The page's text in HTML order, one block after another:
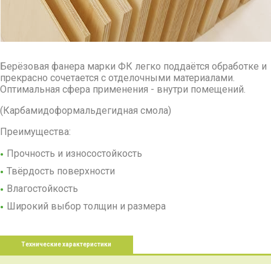
Берёзовая фанера марки ФК легко поддаётся обработке и
прекрасно сочетается с отделочными материалами.
Оптимальная сфера применения - внутри помещений.
(Карбамидоформальдегидная смола)
Преимущества:
Прочность и износостойкость
Твёрдость поверхности
Влагостойкость
Широкий выбор толщин и размера
Технические характеристики